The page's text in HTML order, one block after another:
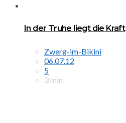
In der Truhe liegt die Kraft
Zwerg-im-Bikini
06.07.12
5
3 min